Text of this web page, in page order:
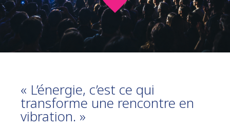
« L’énergie, c’est ce qui
transforme une rencontre en
vibration. »